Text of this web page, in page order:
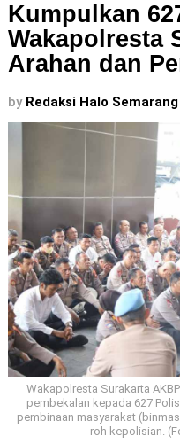
Kumpulkan
Wakapolresta
Arahan dan
by Redaksi Halo Semarang
Wakapolresta Surakarta
pembekalan kepada 627
pembinaan masyarakat
roh kepolisian.